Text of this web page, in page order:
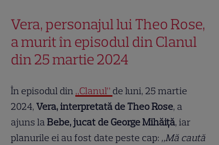
Vera, personajul lui Theo Rose,
a murit în episodul din Clanul
din 25 martie 2024
În episodul din „Clanul” de luni, 25 martie
2024,Vera, interpretată de Theo Rose, a
ajuns laBebe, jucat de George Mihăiță, iar
planurile ei au fost date peste cap: „Mă caută